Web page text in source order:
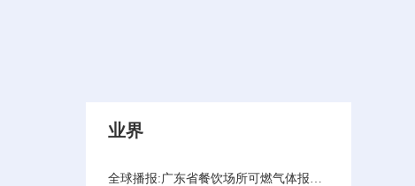
业界
全球播报:广东省餐饮场所可燃气体报警装置安装使用工作指引（试行）